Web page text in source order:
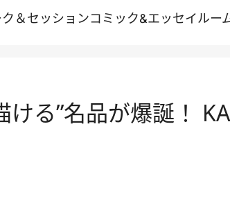
ク＆セッションコミック&エッセイルー
る”名品が爆誕！